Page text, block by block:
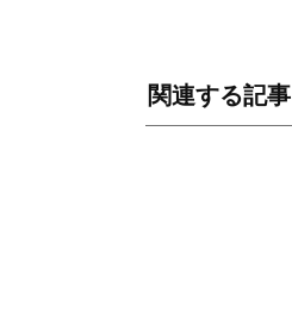
関連する記事